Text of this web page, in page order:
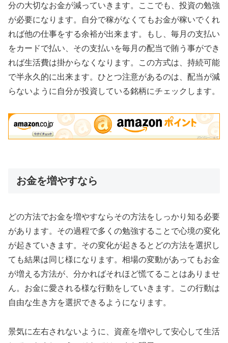
分の大切なお金が減っていきます。ここでも、投資の勉強
が必要になります。自分で稼がなくてもお金が稼いでくれ
れば他の仕事をする余裕が出来ます。もし、毎月の支払い
をカードで払い、その支払いを毎月の配当で賄う事ができ
れば生活費は掛からなくなります。この方式は、持続可能
で半永久的に出来ます。ひとつ注意があるのは、配当が減
らないように自分が投資している銘柄にチェックします。
お金を増やすなら
どの方法でお金を増やすならその方法をしっかり知る必要
があります。その過程で多くの勉強することで心境の変化
が起きていきます。その変化が起きるとどの方法を選択し
ても結果は同じ様になります。相場の変動があってもお金
が増える方法が、分かればそれほど慌てることはありませ
ん。お金に愛される様な行動をしていきます。この行動は
自由な生き方を選択できるようになります。
景気に左右されないように、資産を増やして安心して生活